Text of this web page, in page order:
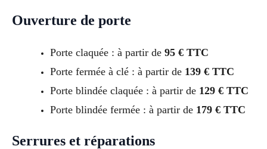
Ouverture de porte
Porte claquée : à partir de 95 € TTC
Porte fermée à clé : à partir de 139 € TTC
Porte blindée claquée : à partir de 129 € TTC
Porte blindée fermée : à partir de 179 € TTC
Serrures et réparations